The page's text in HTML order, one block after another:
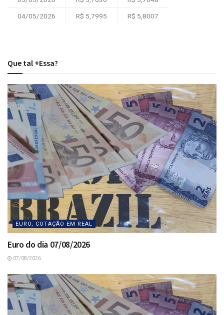
04/05/2026 R$ 5,7995 R$ 5,8007
Que tal +Essa?
EURO, COTAÇÃO EM REAL
Euro do dia 07/08/2026
07/08/2026